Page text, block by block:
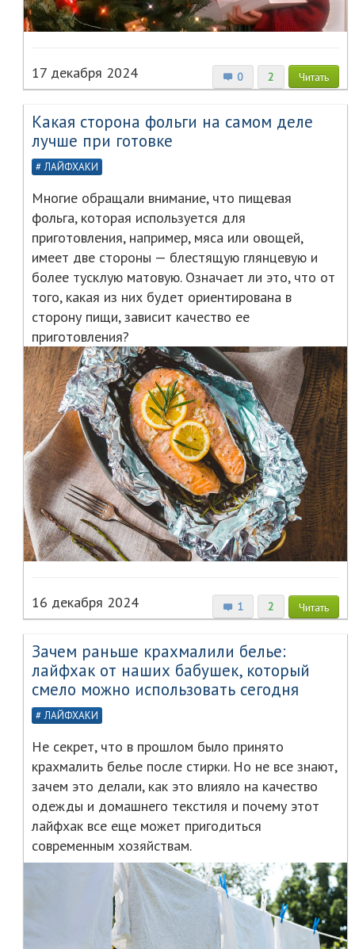
0 2 Читать
17 декабря 2024
Какая сторона фольги на самом деле
лучше при готовке
ЛАЙФХАКИ
Многие обращали внимание, что пищевая
фольга, которая используется для
приготовления, например, мяса или овощей,
имеет две стороны — блестящую глянцевую и
более тусклую матовую. Означает ли это, что от
того, какая из них будет ориентирована в
сторону пищи, зависит качество ее
приготовления?
1 2 Читать
16 декабря 2024
Зачем раньше крахмалили белье:
лайфхак от наших бабушек, который
смело можно использовать сегодня
ЛАЙФХАКИ
Не секрет, что в прошлом было принято
крахмалить белье после стирки. Но не все знают,
зачем это делали, как это влияло на качество
одежды и домашнего текстиля и почему этот
лайфхак все еще может пригодиться
современным хозяйствам.